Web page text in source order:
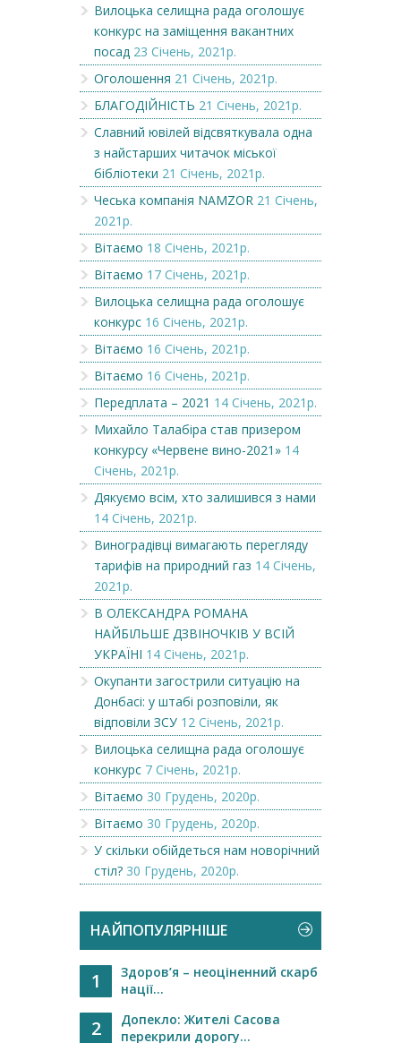
Вилоцька селищна рада оголошує
конкурс на заміщення вакантних
посад 23 Січень, 2021р.
Оголошення 21 Січень, 2021р.
БЛАГОДІЙНІСТЬ 21 Січень, 2021р.
Славний ювілей відсвяткувала одна
з найстарших читачок міської
бібліотеки 21 Січень, 2021р.
Чеська компанія NAMZOR 21 Січень,
2021р.
Вітаємо 18 Січень, 2021р.
Вітаємо 17 Січень, 2021р.
Вилоцька селищна рада оголошує
конкурс 16 Січень, 2021р.
Вітаємо 16 Січень, 2021р.
Вітаємо 16 Січень, 2021р.
Передплата – 2021 14 Січень, 2021р.
Михайло Талабіра став призером
конкурсу «Червене вино-2021» 14
Січень, 2021р.
Дякуємо всім, хто залишився з нами
14 Січень, 2021р.
Виноградівці вимагають перегляду
тарифів на природний газ 14 Січень,
2021р.
В ОЛЕКСАНДРА РОМАНА
НАЙБІЛЬШЕ ДЗВІНОЧКІВ У ВСІЙ
УКРАЇНІ 14 Січень, 2021р.
Окупанти загострили ситуацію на
Донбасі: у штабі розповіли, як
відповіли ЗСУ 12 Січень, 2021р.
Вилоцька селищна рада оголошує
конкурс 7 Січень, 2021р.
Вітаємо 30 Грудень, 2020р.
Вітаємо 30 Грудень, 2020р.
У скільки обійдеться нам новорічний
стіл? 30 Грудень, 2020р.
НАЙПОПУЛЯРНІШЕ
1
Здоров’я – неоціненний скарб
нації...
2
Допекло: Жителі Сасова
перекрили дорогу...